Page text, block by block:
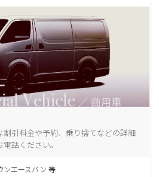
引料金や予約、乗り捨てなどの詳細
話ください。
ンエースバン 等